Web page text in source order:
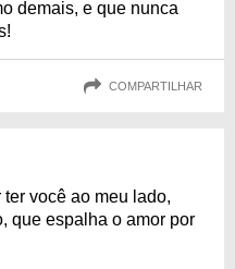
demais, e que nunca
COMPARTILHAR
você ao meu lado,
que espalha o amor por